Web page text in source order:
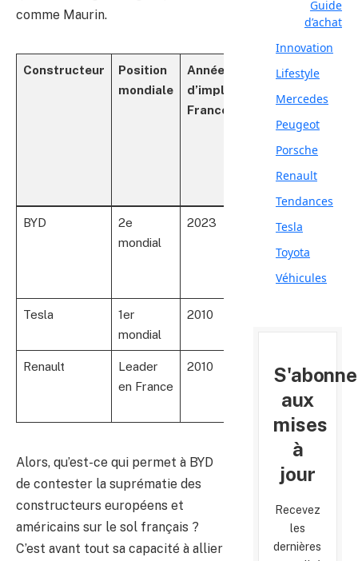
comme Maurin.
Constructeur
Position
mondiale
Année
d’implantation
France
Nombre
de
vente
en
BYD
2e
mondial
2023
33
100 fin
2025)
Tesla
1er
mondial
2010
Renault
Leader
en France
2010
Large
présent
Alors, qu’est-ce qui permet à BYD
de contester la suprématie des
constructeurs européens et
américains sur le sol français ?
C’est avant tout sa capacité à allier
Guide
d’achat
Innovation
Lifestyle
Mercedes
Peugeot
Porsche
Renault
Tendances
Tesla
Toyota
Véhicules
aux
mises
à
jour
Recevez
les
dernières